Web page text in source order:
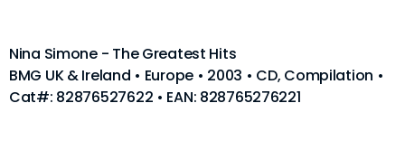
Nina Simone - The Greatest Hits
BMG UK & Ireland • Europe • 2003 • CD, Compilation •
Cat#: 82876527622 • EAN: 828765276221